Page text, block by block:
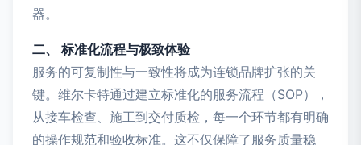
器。
二、 标准化流程与极致体验
服务的可复制性与一致性将成为连锁品牌扩张的关
键。维尔卡特通过建立标准化的服务流程（SOP），
从接车检查、施工到交付质检，每一个环节都有明确
的操作规范和验收标准。这不仅保障了服务质量稳